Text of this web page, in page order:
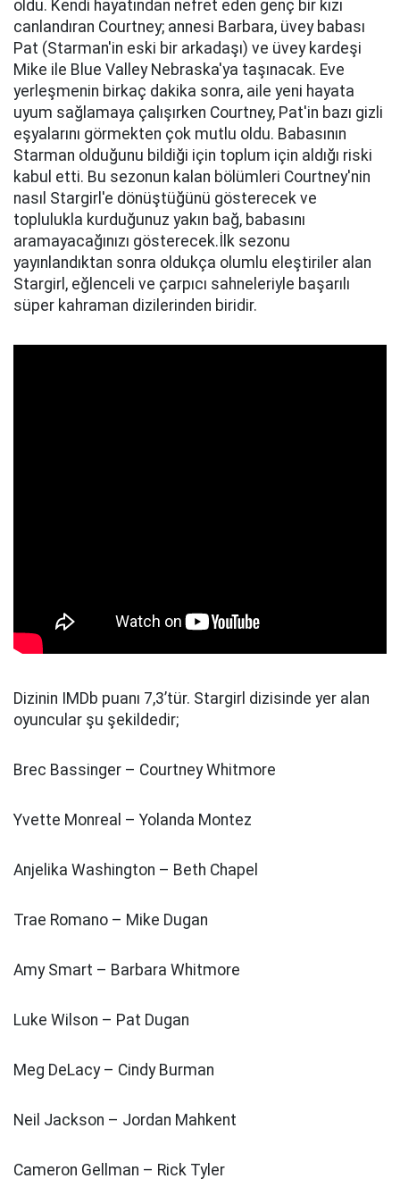
oldu. Kendi hayatından nefret eden genç bir kızı
canlandıran Courtney; annesi Barbara, üvey babası
Pat (Starman'in eski bir arkadaşı) ve üvey kardeşi
Mike ile Blue Valley Nebraska'ya taşınacak. Eve
yerleşmenin birkaç dakika sonra, aile yeni hayata
uyum sağlamaya çalışırken Courtney, Pat'in bazı gizli
eşyalarını görmekten çok mutlu oldu. Babasının
Starman olduğunu bildiği için toplum için aldığı riski
kabul etti. Bu sezonun kalan bölümleri Courtney'nin
nasıl Stargirl'e dönüştüğünü gösterecek ve
toplulukla kurduğunuz yakın bağ, babasını
aramayacağınızı gösterecek.İlk sezonu
yayınlandıktan sonra oldukça olumlu eleştiriler alan
Stargirl, eğlenceli ve çarpıcı sahneleriyle başarılı
süper kahraman dizilerinden biridir.
Dizinin IMDb puanı 7,3’tür. Stargirl dizisinde yer alan
oyuncular şu şekildedir;
Brec Bassinger – Courtney Whitmore
Yvette Monreal – Yolanda Montez
Anjelika Washington – Beth Chapel
Trae Romano – Mike Dugan
Amy Smart – Barbara Whitmore
Luke Wilson – Pat Dugan
Meg DeLacy – Cindy Burman
Neil Jackson – Jordan Mahkent
Cameron Gellman – Rick Tyler